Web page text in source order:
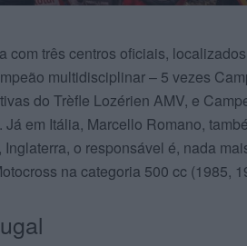
com três centros oficiais,
multidisciplinar – 5 vezes
do Trèfle Lozérien AMV, e
em Itália, Marcello Romano,
o responsável é, nada
na categoria 500 cc (1985,